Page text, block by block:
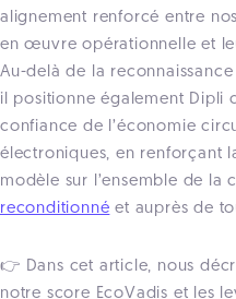
alignement renforcé entre
en œuvre opérationnelle et
Au-delà de la
il positionne également Dipli
confiance de l’économie
électroniques, en renforçant
modèle sur l’ensemble de la
reconditionné et auprès de
👉 Dans cet article, nous
notre score EcoVadis et les